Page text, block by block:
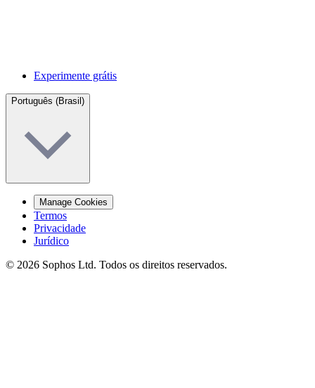
Experimente grátis
Português (Brasil)
Manage Cookies
Termos
Privacidade
Jurídico
© 2026 Sophos Ltd. Todos os direitos reservados.